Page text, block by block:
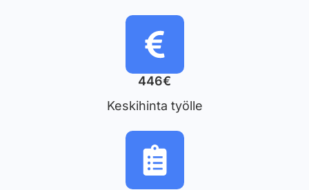
446€
Keskihinta työlle